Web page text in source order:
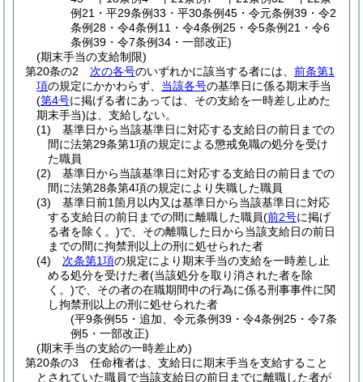
例21・平29条例33・平30条例45・令元条例39・令2
条例28・令4条例11・令4条例25・令5条例21・令6
条例39・令7条例34・一部改正)
(期末手当の支給制限)
第20条の2
次の各号のいずれかに該当する者には、 前条第1
項の規定にかかわらず、 当該各号の基準日に係る期末手当
(第4号に掲げる者にあっては、その支給を一時差し止めた
期末手当)は、支給しない。
(1)
基準日から当該基準日に対応する支給日の前日までの
間に法第29条第1項の規定による懲戒免職の処分を受け
た職員
(2)
基準日から当該基準日に対応する支給日の前日までの
間に法第28条第4項の規定により失職した職員
(3)
基準日前1箇月以内又は基準日から当該基準日に対応
する支給日の前日までの間に離職した職員(前2号に掲げ
る者を除く。)で、その離職した日から当該支給日の前日
までの間に拘禁刑以上の刑に処せられた者
(4)
次条第1項の規定により期末手当の支給を一時差し止
める処分を受けた者(当該処分を取り消された者を除
く。)で、その者の在職期間中の行為に係る刑事事件に関
し拘禁刑以上の刑に処せられた者
(平9条例55・追加、令元条例39・令4条例25・令7条
例5・一部改正)
(期末手当の支給の一時差止め)
第20条の3
任命権者は、支給日に期末手当を支給すること
とされていた職員で当該支給日の前日までに離職した者が